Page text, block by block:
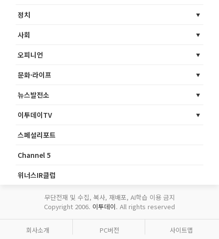
정치
사회
오피니언
문화·라이프
뉴스발전소
이투데이TV
스페셜리포트
Channel 5
위너스IR클럽
무단전재 및 수집, 복사, 재배포, AI학습 이용 금지
Copyright 2006. 이투데이. All rights reserved
회사소개 PC버전 사이트맵